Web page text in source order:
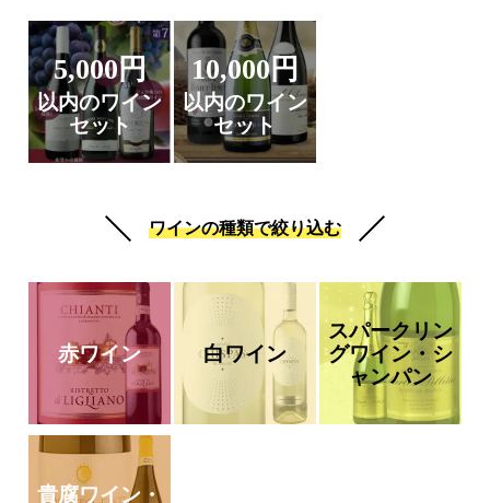
5,000円
以内のワイン
セット
10,000円
以内のワイン
セット
ワインの種類で絞り込む
赤ワイン 白ワイン
スパークリン
グワイン・シ
ャンパン
貴腐ワイン・